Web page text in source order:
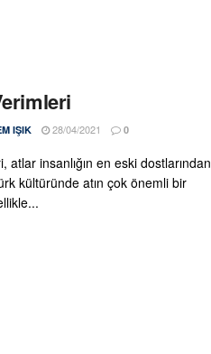
IŞIK 28/04/2021 0
atlar insanlığın en eski dostlarından
kültüründe atın çok önemli bir